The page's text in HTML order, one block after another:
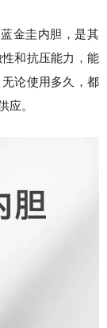
金圭内胆，是其
和抗压能力，能
论使用多久，都
。